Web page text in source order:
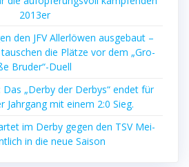
2013er
den JFV Aller­lö­wen aus­ge­baut –
die Plät­ze vor dem „Gro­
Bruder“-Duell
Das „Der­by der Der­bys“ endet für
Jahr­gang mit einem 2:0 Sieg.
im Der­by gegen den TSV Mei­
in die neue Saison